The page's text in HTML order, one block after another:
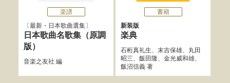
楽譜
最新・日本歌曲選集
日本歌曲名歌集（原調
版）
音楽之友社 編
書籍
新装版
楽典
石桁真礼生、 末吉保雄、 丸田
昭三、 飯田隆、 金光威和雄、
飯沼信義著